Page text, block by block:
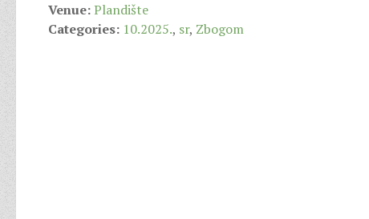
Venue:Plandište
Categories: 10.2025., sr, Zbogom